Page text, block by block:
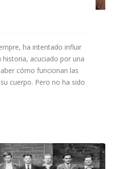
ha intentado influir
historia, acuciado por una
cómo funcionan las
cuerpo. Pero no ha sido